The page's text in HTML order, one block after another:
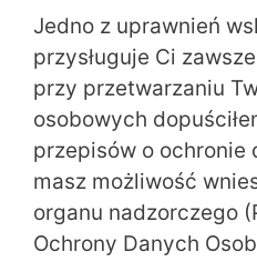
Jedno z uprawnień
przysługuje Ci
przy przetwarzaniu
osobowych
przepisów o ochronie
masz możliwość
organu nadzorczego
Ochrony Danych